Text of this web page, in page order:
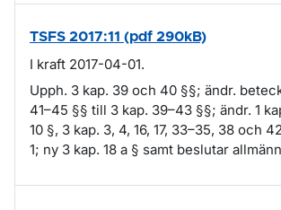
TSFS 2017:11 (pdf 290kB)
I kraft 2017-04-01.
Upph. 3 kap. 39 och 40 §§; ändr.
41–45 §§ till 3 kap. 39–43 §§; ändr. 1
10 §, 3 kap. 3, 4, 16, 17, 33–35, 38 och
1; ny 3 kap. 18 a § samt beslutar